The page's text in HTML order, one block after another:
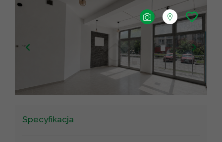
Specyfikacja